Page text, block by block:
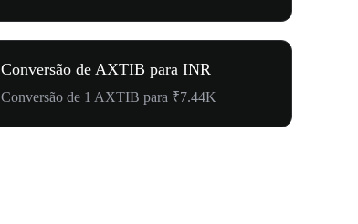
Conversão de AXTIB para INR
Conversão de 1 AXTIB para ₹7.44K